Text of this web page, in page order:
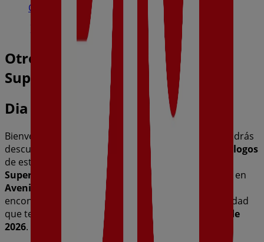
Cerrado
Otros negocios de Hiper-
Supermercados en Badajoz
Dia
Bienvenido a la tienda de
en Tiendeo, donde podrás
descubrir las mejores
ofertas promociones
catálogos
de esta destacada marca del sector de
Supermercados
. Nuestra tienda física está ubicada en
Avenida Santa Marina, 33
Badajoz
encontrarás una amplia gama de productos de calidad
que te permitirán ahorrar durante todo el
agosto de
2026.